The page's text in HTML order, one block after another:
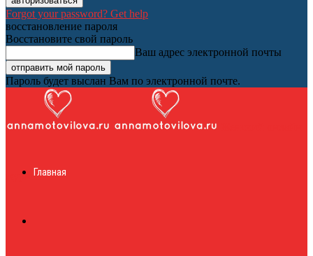
Forgot your password? Get help
восстановление пароля
Восстановите свой пароль
Ваш адрес электронной почты
Пароль будет выслан Вам по электронной почте.
журналГлавная